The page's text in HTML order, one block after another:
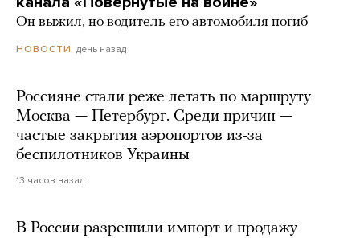
Он выжил, но водитель его автомобиля погиб
НОВОСТИ день назад
Россияне стали реже летать по маршруту
Москва — Петербург. Среди причин —
частые закрытия аэропортов из-за
беспилотников Украины
13 часов назад
В России разрешили импорт и продажу